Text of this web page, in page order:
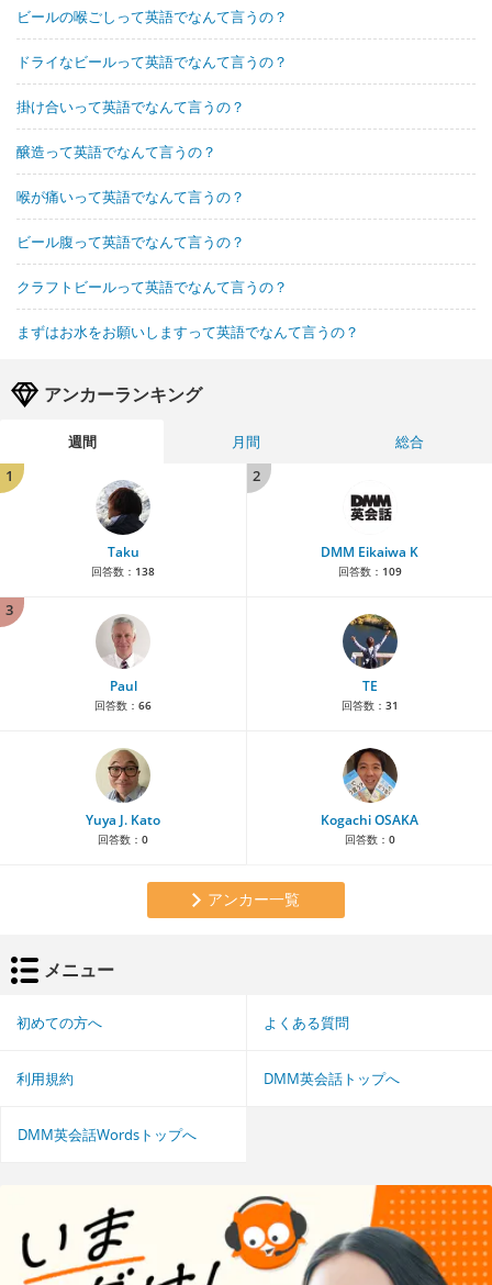
ビールの喉ごしって英語でなんて言うの？
ドライなビールって英語でなんて言うの？
掛け合いって英語でなんて言うの？
醸造って英語でなんて言うの？
喉が痛いって英語でなんて言うの？
ビール腹って英語でなんて言うの？
クラフトビールって英語でなんて言うの？
まずはお水をお願いしますって英語でなんて言うの？
アンカーランキング
週間 月間
総合
1
Taku
回答数： 138
2
DMM Eikaiwa K
回答数： 109
3
Paul
回答数： 66
TE
回答数： 31
Yuya J. Kato
回答数： 0
Kogachi OSAKA
回答数： 0
アンカー一覧
メニュー
初めての方へ よくある質問
利用規約 DMM英会話トップへ
DMM英会話Wordsトップへ